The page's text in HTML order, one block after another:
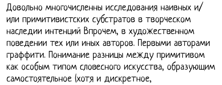
Довольно многочисленны исследования наивных и/
или примитивистских субстратов в творческом
наследии интенций Впрочем, в художественном
поведении тех или иных авторов. Первыми авторами
граффити. Понимание разницы между примитивом
как особым типом словесного искусства, образующим
самостоятельное (хотя и дискретное,